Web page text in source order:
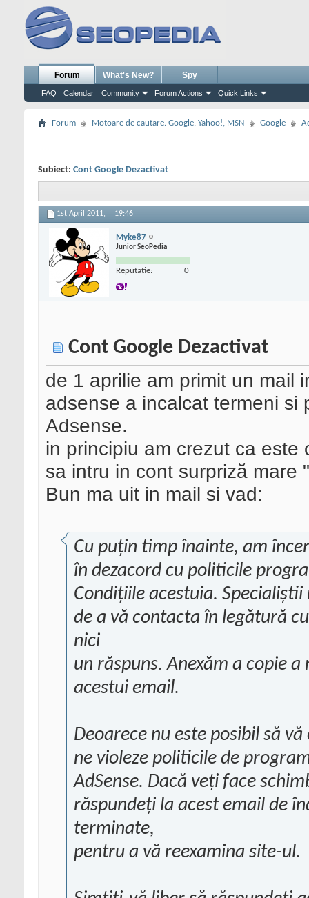
Forum
FAQ Calendar Community Forum Actions Quick Links
What's New? Spy
Forum Motoare de cautare. Google, Yahoo!, MSN Google
Subiect: Cont Google Dezactivat
1st April 2011, 19:46
Myke87
Junior SeoPedia
Reputatie: 0
Cont Google Dezactivat
de 1 aprilie am primit un mail
adsense a incalcat termeni si
Adsense.
in principiu am crezut ca
sa intru in cont surpriză mare
Bun ma uit in mail si vad:
Cu puțin timp înainte, am
în dezacord cu politicile
Condițiile acestuia.
de a vă contacta în legătură
nici
un răspuns. Anexăm a copie
acestui email.
Deoarece nu este posibil să
ne violeze politicile de
AdSense. Dacă veți face
răspundeți la acest email de
terminate,
pentru a vă reexamina site-ul.